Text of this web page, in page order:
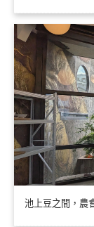
池上豆之間，農